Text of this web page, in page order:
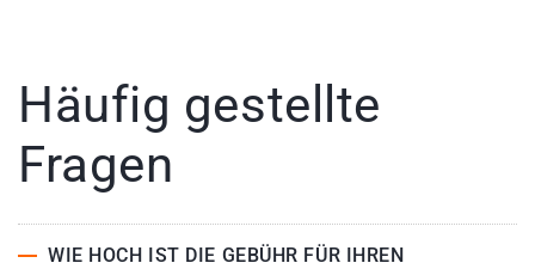
Häufig gestellte
Fragen
WIE HOCH IST DIE GEBÜHR FÜR IHREN